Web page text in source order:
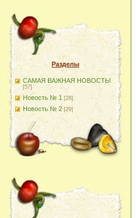
Разделы
САМАЯ ВАЖНАЯ НОВОСТЬ!
[57]
Новость № 1 [28]
Новость № 2 [29]